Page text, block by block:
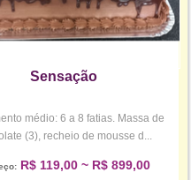
Sensação
médio: 6 a 8 fatias. Massa de
(3), recheio de mousse d...
R$ 119,00 ~ R$ 899,00